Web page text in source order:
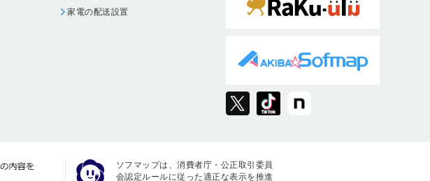
家電の配送設置
ソフマップは、消費者庁・公正取引委員
会認定ルールに従った適正な表示を推進